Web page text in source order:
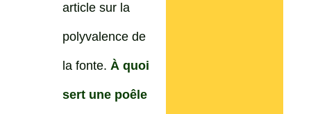
article sur la
polyvalence de
la fonte. À quoi
sert une poêle